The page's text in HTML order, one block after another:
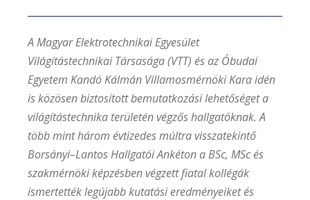
A Magyar Elektrotechnikai Egyesület
Világítástechnikai Társasága (VTT) és az Óbudai
Egyetem Kandó Kálmán Villamosmérnöki Kara idén
is közösen biztosított bemutatkozási lehetőséget a
világítástechnika területén végzős hallgatóknak. A
több mint három évtizedes múltra visszatekintő
Borsányi–Lantos Hallgatói Ankéton a BSc, MSc és
szakmérnöki képzésben végzett fiatal kollégák
ismertették legújabb kutatási eredményeiket és